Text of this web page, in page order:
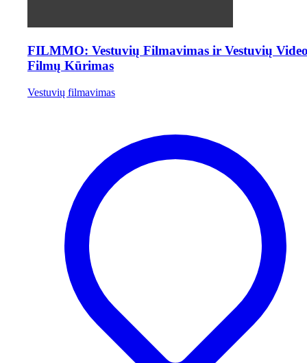
FILMMO: Vestuvių Filmavimas ir Vestuvių
Filmų Kūrimas‎
Vestuvių filmavimas